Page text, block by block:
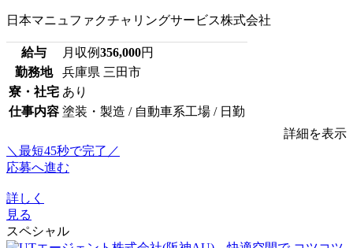
日本マニュファクチャリングサービス株式会社
給与 月収例356,000円
勤務地
兵庫県 三田市
寮・社宅 あり
仕事内容 塗装・製造 / 自動車系工場 / 日勤
詳細を表示
＼最短45秒で完了／
応募へ進む
詳しく
見る
スペシャル